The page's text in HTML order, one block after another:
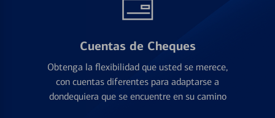
Cuentas de Cheques
Obtenga la flexibilidad que usted se merece,
con cuentas diferentes para adaptarse a
dondequiera que se encuentre en su camino